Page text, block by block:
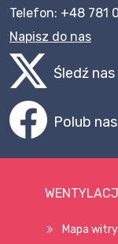
Telefon: +48 781
Napisz do nas
Śledź nas
Polub
Mapa